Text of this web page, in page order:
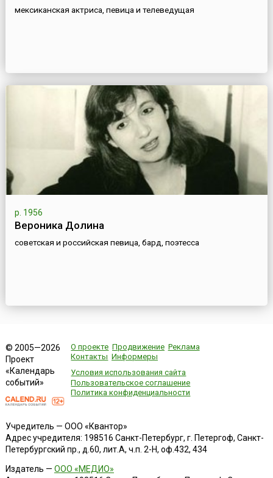
мексиканская актриса, певица и телеведущая
р. 1956
Вероника Долина
советская и российская певица, бард, поэтесса
© 2005—2026
Проект
«Календарь
событий»
О проекте Продвижение Реклама
Контакты Информеры
Условия использования сайта
Пользовательское соглашение
Политика конфиденциальности
Учредитель — ООО «Квантор»
Адрес учредителя: 198516 Санкт-Петербург, г. Петергоф, Санкт-
Петербургский пр., д.60, лит.А, ч.п. 2-Н, оф.432, 434
Издатель — ООО «МЕДИО»